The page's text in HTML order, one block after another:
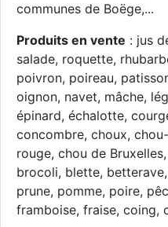
communes de Boëge,...
Produits en vente : jus
salade, roquette,
poivron, poireau,
oignon, navet, mâche,
épinard, échalotte,
concombre, choux,
rouge, chou de
brocoli, blette,
prune, pomme, poire,
framboise, fraise, coing,